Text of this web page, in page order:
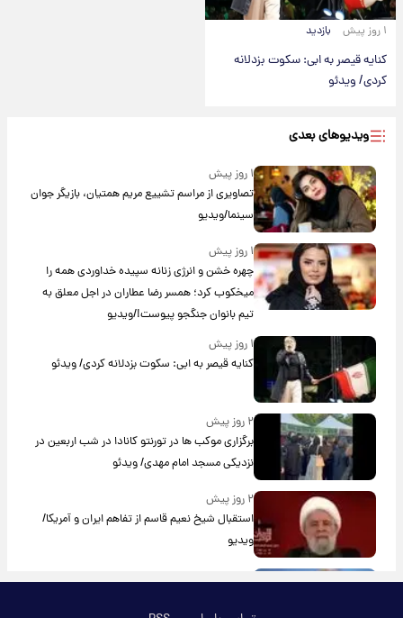
۱ روز پیش بازدید
کنایه قیصر به ابی: سکوت بزدلانه
کردی/ ویدئو
ویدیوهای بعدی
۱ روز پیش
تصاویری از مراسم تشییع مریم همتیان، بازیگر جوان
سینما/ویدیو
۱ روز پیش
چهره خشن و انرژی زنانه سپیده خداوردی همه را
میخکوب کرد؛ همسر رضا عطاران در اجل معلق به
تیم بانوان جنگجو پیوست!/ویدیو
۱ روز پیش
کنایه قیصر به ابی: سکوت بزدلانه کردی/ ویدئو
۲ روز پیش
برگزاری موکب ها در تورنتو کانادا در شب اربعین در
نزدیکی مسجد امام مهدی/ ویدئو
۲ روز پیش
استقبال شیخ نعیم قاسم از تفاهم ایران و آمریکا/
ویدیو